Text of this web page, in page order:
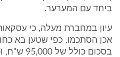
ביחד עם המערער.
עיון במחברת מעלה, כי
אכן הסתכמו, כפי שטען בא
בסכום